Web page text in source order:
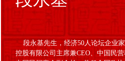
段永基先生，经济50人论坛企业家
控股有限公司主席兼CEO、 中国民营